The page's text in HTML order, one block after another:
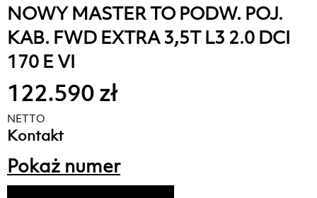
NOWY MASTER TO PODW. POJ.
KAB. FWD EXTRA 3,5T L3 2.0 DCI
170 E VI
122.590 zł
NETTO
Kontakt
Pokaż numer